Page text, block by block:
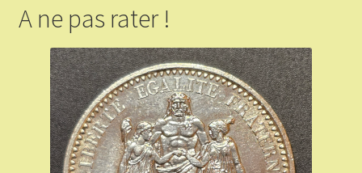
A ne pas rater !